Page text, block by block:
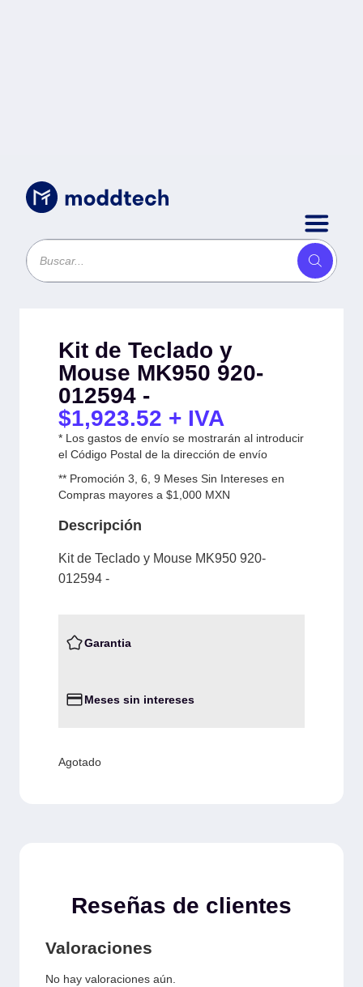
Kit de Teclado y
Mouse MK950 920-
012594 -
$1,923.52 + IVA
* Los gastos de envío se mostrarán al introducir
el Código Postal de la dirección de envío
** Promoción 3, 6, 9 Meses Sin Intereses en
Compras mayores a $1,000 MXN
Descripción
Kit de Teclado y Mouse MK950 920-
012594 -
Garantia
Meses sin intereses
Agotado
Reseñas de clientes
Valoraciones
No hay valoraciones aún.